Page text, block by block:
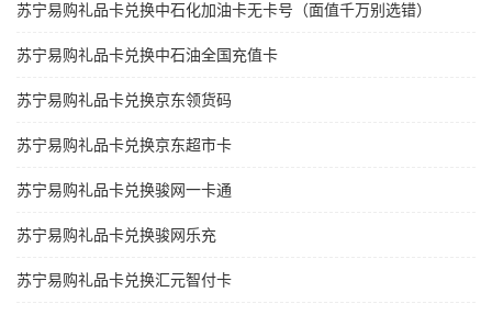
苏宁易购礼品卡兑换中石化加油卡无卡号（面值千万别选错）
苏宁易购礼品卡兑换中石油全国充值卡
苏宁易购礼品卡兑换京东领货码
苏宁易购礼品卡兑换京东超市卡
苏宁易购礼品卡兑换骏网一卡通
苏宁易购礼品卡兑换骏网乐充
苏宁易购礼品卡兑换汇元智付卡